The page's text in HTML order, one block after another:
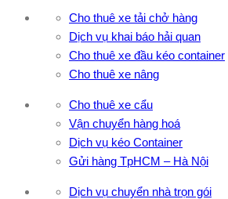
Cho thuê xe tải chở hàng
Dịch vụ khai báo hải quan
Cho thuê xe đầu kéo container
Cho thuê xe nâng
Cho thuê xe cẩu
Vận chuyển hàng hoá
Dịch vụ kéo Container
Gửi hàng TpHCM – Hà Nội
Dịch vụ chuyển nhà trọn gói